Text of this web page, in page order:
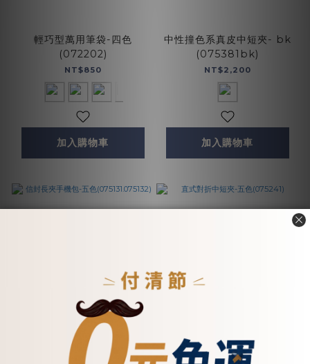
輕巧型萬用筆袋-四色
(072202)
NT$850
加入購物車
中性撞色系真皮中短夾- bk
(075381bk)
NT$2,200
加入購物車